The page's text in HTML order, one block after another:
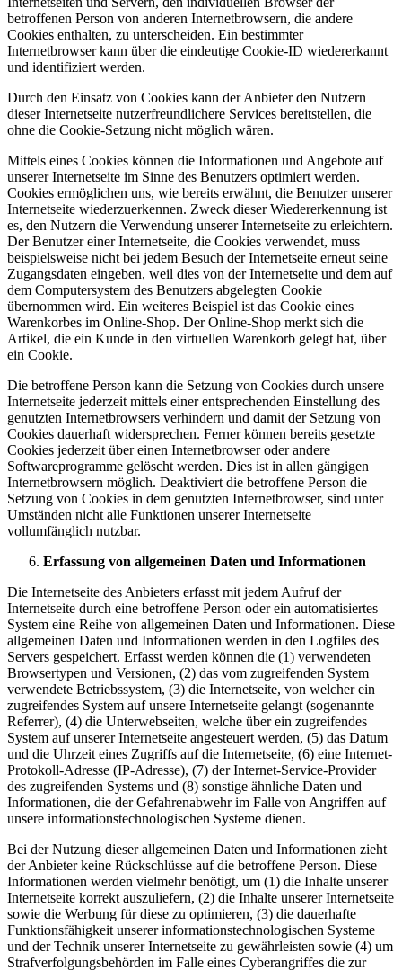
betroffenen Person von anderen Internetbrowsern, die andere
Cookies enthalten, zu unterscheiden. Ein bestimmter
Internetbrowser kann über die eindeutige Cookie-ID wiedererkannt
und identifiziert werden.
Durch den Einsatz von Cookies kann der Anbieter den Nutzern
dieser Internetseite nutzerfreundlichere Services bereitstellen, die
ohne die Cookie-Setzung nicht möglich wären.
Mittels eines Cookies können die Informationen und Angebote auf
unserer Internetseite im Sinne des Benutzers optimiert werden.
Cookies ermöglichen uns, wie bereits erwähnt, die Benutzer unserer
Internetseite wiederzuerkennen. Zweck dieser Wiedererkennung ist
es, den Nutzern die Verwendung unserer Internetseite zu erleichtern.
Der Benutzer einer Internetseite, die Cookies verwendet, muss
beispielsweise nicht bei jedem Besuch der Internetseite erneut seine
Zugangsdaten eingeben, weil dies von der Internetseite und dem auf
dem Computersystem des Benutzers abgelegten Cookie
übernommen wird. Ein weiteres Beispiel ist das Cookie eines
Warenkorbes im Online-Shop. Der Online-Shop merkt sich die
Artikel, die ein Kunde in den virtuellen Warenkorb gelegt hat, über
ein Cookie.
Die betroffene Person kann die Setzung von Cookies durch unsere
Internetseite jederzeit mittels einer entsprechenden Einstellung des
genutzten Internetbrowsers verhindern und damit der Setzung von
Cookies dauerhaft widersprechen. Ferner können bereits gesetzte
Cookies jederzeit über einen Internetbrowser oder andere
Softwareprogramme gelöscht werden. Dies ist in allen gängigen
Internetbrowsern möglich. Deaktiviert die betroffene Person die
Setzung von Cookies in dem genutzten Internetbrowser, sind unter
Umständen nicht alle Funktionen unserer Internetseite
vollumfänglich nutzbar.
Erfassung von allgemeinen Daten und Informationen
Die Internetseite des Anbieters erfasst mit jedem Aufruf der
Internetseite durch eine betroffene Person oder ein automatisiertes
System eine Reihe von allgemeinen Daten und Informationen. Diese
allgemeinen Daten und Informationen werden in den Logfiles des
Servers gespeichert. Erfasst werden können die (1) verwendeten
Browsertypen und Versionen, (2) das vom zugreifenden System
verwendete Betriebssystem, (3) die Internetseite, von welcher ein
zugreifendes System auf unsere Internetseite gelangt (sogenannte
Referrer), (4) die Unterwebseiten, welche über ein zugreifendes
System auf unserer Internetseite angesteuert werden, (5) das Datum
und die Uhrzeit eines Zugriffs auf die Internetseite, (6) eine Internet-
Protokoll-Adresse (IP-Adresse), (7) der Internet-Service-Provider
des zugreifenden Systems und (8) sonstige ähnliche Daten und
Informationen, die der Gefahrenabwehr im Falle von Angriffen auf
unsere informationstechnologischen Systeme dienen.
Bei der Nutzung dieser allgemeinen Daten und Informationen zieht
der Anbieter keine Rückschlüsse auf die betroffene Person. Diese
Informationen werden vielmehr benötigt, um (1) die Inhalte unserer
Internetseite korrekt auszuliefern, (2) die Inhalte unserer Internetseite
sowie die Werbung für diese zu optimieren, (3) die dauerhafte
Funktionsfähigkeit unserer informationstechnologischen Systeme
und der Technik unserer Internetseite zu gewährleisten sowie (4) um
Strafverfolgungsbehörden im Falle eines Cyberangriffes die zur